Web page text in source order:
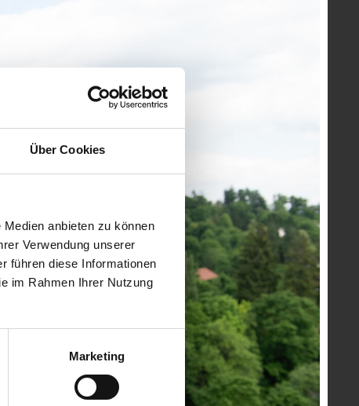
Über Cookies
anbieten zu können
Verwendung unserer
führen diese Informationen
im Rahmen Ihrer Nutzung
Marketing
gemütlicher Atmosphäre bot sich den Jubilaren die
Maschinenbau, Medizintechnik und
Ingenieurbüros sind - soweit im Bild nicht anders
und Behördenvertreter:innen abgebildet.